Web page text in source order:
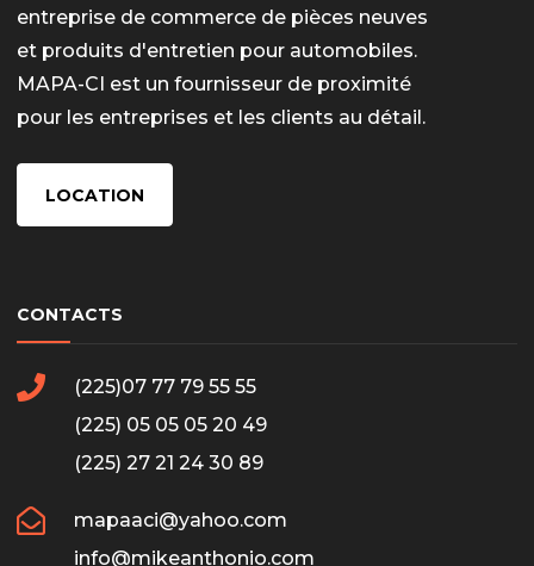
entreprise de commerce de pièces neuves
et produits d'entretien pour automobiles.
MAPA-CI est un fournisseur de proximité
pour les entreprises et les clients au détail.
LOCATION
CONTACTS
(225)07 77 79 55 55
(225) 05 05 05 20 49
(225) 27 21 24 30 89
mapaaci@yahoo.com
info@mikeanthonio.com